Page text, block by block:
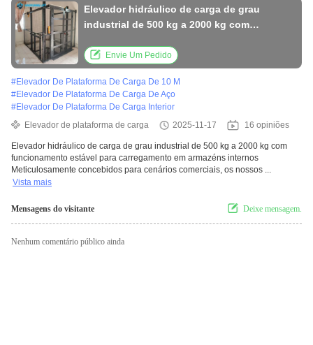
Elevador hidráulico de carga de grau
industrial de 500 kg a 2000 kg com
em armazéns internos
Envie Um Pedido
#Elevador De Plataforma De Carga De 10 M
#Elevador De Plataforma De Carga De Aço
#Elevador De Plataforma De Carga Interior
Elevador de plataforma de carga
2025-11-17 16 opiniões
Elevador hidráulico de carga de grau industrial de 500 kg a 2000 kg com
funcionamento estável para carregamento em armazéns internos
Meticulosamente concebidos para cenários comerciais, os nossos ...
Vista mais
Mensagens do visitante Deixe mensagem.
Nenhum comentário público ainda